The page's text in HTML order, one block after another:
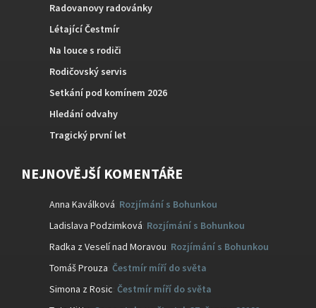
Radovanovy radovánky
Létající Čestmír
Na louce s rodiči
Rodičovský servis
Setkání pod komínem 2026
Hledání odvahy
Tragický první let
NEJNOVĚJŠÍ KOMENTÁŘE
Anna Kaválková Rozjímání s Bohunkou
Ladislava Podzimková Rozjímání s Bohunkou
Radka z Veselí nad Moravou Rozjímání s Bohunkou
Tomáš Prouza Čestmír míří do světa
Simona z Rosic Čestmír míří do světa